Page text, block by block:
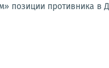
позиции противника в